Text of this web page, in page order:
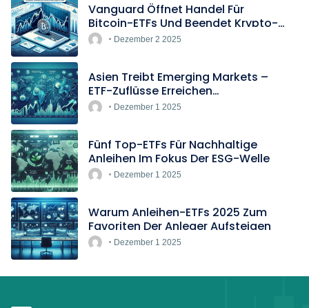
Vanguard Öffnet Handel Für
Bitcoin-ETFs Und Beendet Krypto-
BlockadeDezember 2 2025
Asien Treibt Emerging Markets –
ETF-Zuflüsse Erreichen
Rekordtempo
Dezember 1 2025
Fünf Top-ETFs Für Nachhaltige
Anleihen Im Fokus Der ESG-Welle
Dezember 1 2025
Warum Anleihen-ETFs 2025 Zum
Favoriten Der Anleger Aufsteigen
Dezember 1 2025